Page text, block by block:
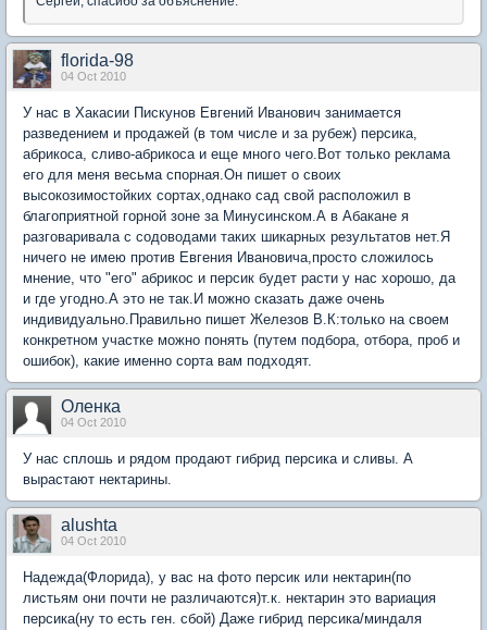
florida-98
04 Oct 2010
У нас в Хакасии Пискунов Евгений Иванович занимается
разведением и продажей (в том числе и за рубеж) персика,
абрикоса, сливо-абрикоса и еще много чего.Вот только реклама
его для меня весьма спорная.Он пишет о своих
высокозимостойких сортах,однако сад свой расположил в
благоприятной горной зоне за Минусинском.А в Абакане я
разговаривала с содоводами таких шикарных результатов нет.Я
ничего не имею против Евгения Ивановича,просто сложилось
мнение, что "его" абрикос и персик будет расти у нас хорошо, да
и где угодно.А это не так.И можно сказать даже очень
индивидуально.Правильно пишет Железов В.К:только на своем
конкретном участке можно понять (путем подбора, отбора, проб и
ошибок), какие именно сорта вам подходят.
Оленка
04 Oct 2010
У нас сплошь и рядом продают гибрид персика и сливы. А
вырастают нектарины.
alushta
04 Oct 2010
Надежда(Флорида), у вас на фото персик или нектарин(по
листьям они почти не различаются)т.к. нектарин это вариация
персика(ну то есть ген. сбой) Даже гибрид персика/миндаля